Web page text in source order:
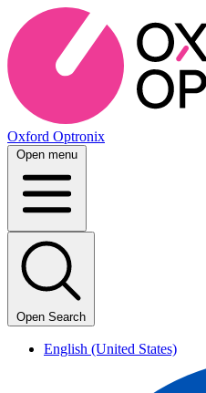
Oxford Optronix
Open menu
Open Search
English (United States)